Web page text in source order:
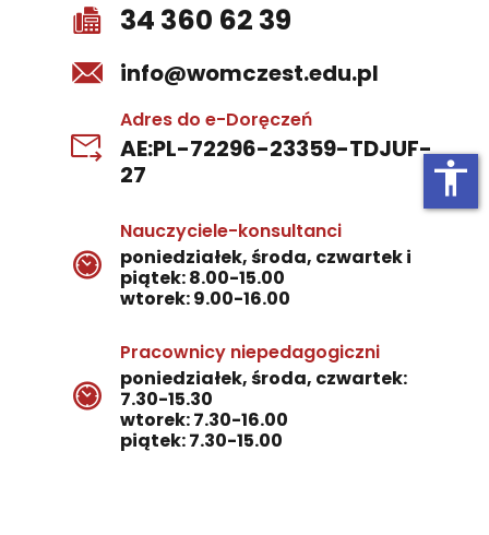
34 360 62 39
info@womczest.edu.pl
Adres do e-Doręczeń
AE:PL-72296-23359-TDJUF-
27
Nauczyciele-konsultanci
poniedziałek, środa, czwartek i
piątek: 8.00-15.00
wtorek: 9.00-16.00
Pracownicy niepedagogiczni
poniedziałek, środa, czwartek:
7.30-15.30
wtorek: 7.30-16.00
piątek: 7.30-15.00
accessibility